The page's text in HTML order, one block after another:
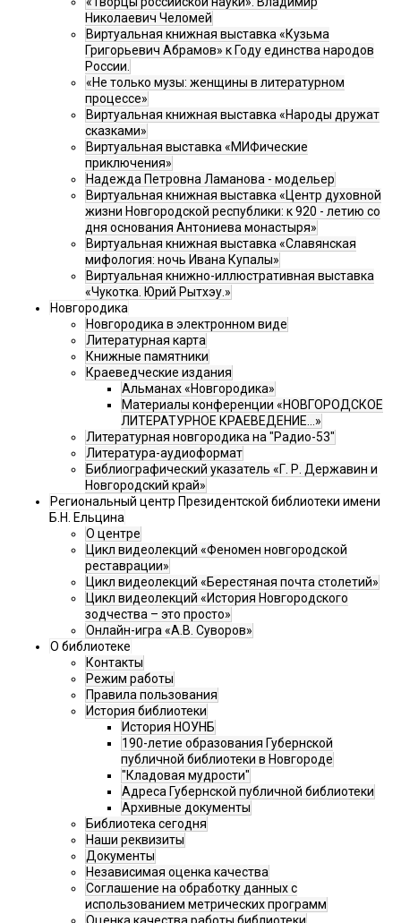
Николаевич Челомей
Виртуальная книжная выставка «Кузьма
Григорьевич Абрамов» к Году единства народов
России.
«Не только музы: женщины в литературном
процессе»
Виртуальная книжная выставка «Народы дружат
сказками»
Виртуальная выставка «МИФические
приключения»
Надежда Петровна Ламанова - модельер
Виртуальная книжная выставка «Центр духовной
жизни Новгородской республики: к 920 - летию со
дня основания Антониева монастыря»
Виртуальная книжная выставка «Славянская
мифология: ночь Ивана Купалы»
Виртуальная книжно-иллюстративная выставка
«Чукотка. Юрий Рытхэу.»
Новгородика
Новгородика в электронном виде
Литературная карта
Книжные памятники
Краеведческие издания
Альманах «Новгородика»
Материалы конференции «НОВГОРОДСКОЕ
ЛИТЕРАТУРНОЕ КРАЕВЕДЕНИЕ...»
Литературная новгородика на "Радио-53"
Литература-аудиоформат
Библиографический указатель «Г. Р. Державин и
Новгородский край»
Региональный центр Президентской библиотеки имени
Б.Н. Ельцина
О центре
Цикл видеолекций «Феномен новгородской
реставрации»
Цикл видеолекций «Берестяная почта столетий»
Цикл видеолекций «История Новгородского
зодчества – это просто»
Онлайн-игра «А.В. Суворов»
О библиотеке
Контакты
Режим работы
Правила пользования
История библиотеки
История НОУНБ
190-летие образования Губернской
публичной библиотеки в Новгороде
"Кладовая мудрости"
Адреса Губернской публичной библиотеки
Архивные документы
Библиотека сегодня
Наши реквизиты
Документы
Независимая оценка качества
Соглашение на обработку данных с
использованием метрических программ